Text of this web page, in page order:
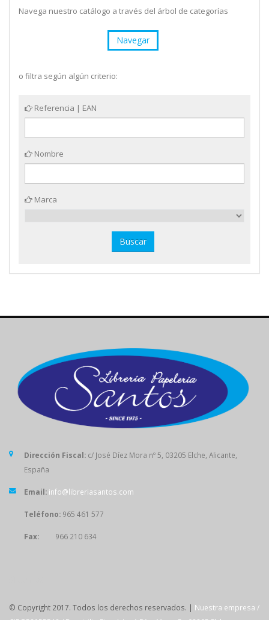
Navega nuestro catálogo a través del árbol de categorías
Navegar
o filtra según algún criterio:
Referencia | EAN
Nombre
Marca
Dirección Fiscal: c/ José Díez Mora nº 5, 03205 Elche, Alicante,
España
Email: info@libreriasantos.com
Teléfono: 965 461 577
Fax: 966 210 634
© Copyright 2017. Todos los derechos reservados. | Nuestra empresa /